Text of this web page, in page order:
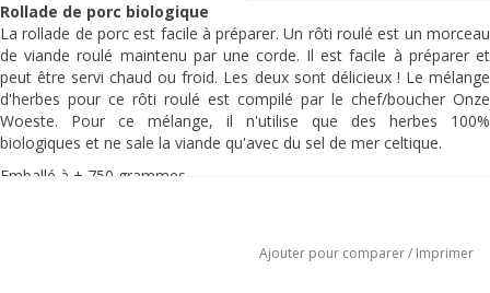
Rollade de porc biologique
La rollade de porc est facile à préparer. Un rôti roulé est un morceau
de viande roulé maintenu par une corde. Il est facile à préparer et
peut être servi chaud ou froid. Les deux sont délicieux ! Le mélange
d'herbes pour ce rôti roulé est compilé par le chef/boucher Onze
Woeste. Pour ce mélange, il n'utilise que des herbes 100%
biologiques et ne sale la viande qu'avec du sel de mer celtique.
Emballé à ± 750 grammes.
Porc, noix de muscade, poivre blanc, oignon, gingembre, piment de
Ajouter pour comparer/ Imprimer